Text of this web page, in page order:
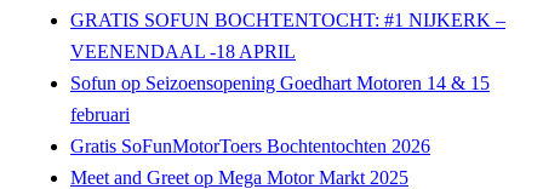
GRATIS SOFUN BOCHTENTOCHT: #1 NIJKERK –
VEENENDAAL -18 APRIL
Sofun op Seizoensopening Goedhart Motoren 14 & 15
februari
Gratis SoFunMotorToers Bochtentochten 2026
Meet and Greet op Mega Motor Markt 2025